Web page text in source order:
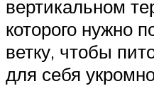
вертикальном
которого нужно
ветку, чтобы
для себя